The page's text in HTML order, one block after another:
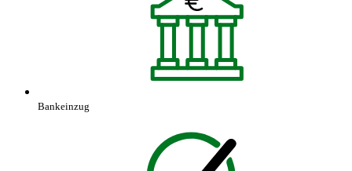
Bankeinzug